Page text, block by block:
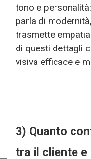
tono e
parla di
trasmette empatia
di questi dettagli
visiva efficace e
3) Quanto
tra il cliente e